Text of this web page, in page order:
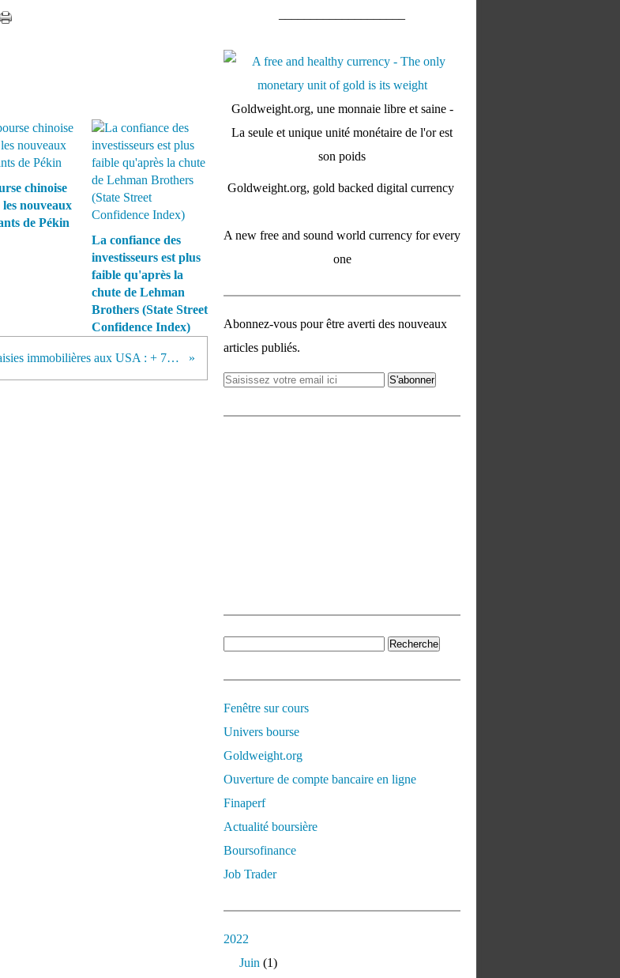
chinoise
nouveaux
de Pékin
La confiance des
investisseurs est plus
faible qu'après la
chute de Lehman
Brothers (State Street
Confidence Index)
Saisies immobilières aux USA : + 75 % en 2007
Goldweight.org, une monnaie libre et saine -
La seule et unique unité monétaire de l'or est
son poids
Goldweight.org, gold backed digital currency
A new free and sound world currency for every
one
Abonnez-vous pour être averti des nouveaux
articles publiés.
Fenêtre sur cours
Univers bourse
Goldweight.org
Ouverture de compte bancaire en ligne
Finaperf
Actualité boursière
Boursofinance
Job Trader
2022
Juin (1)